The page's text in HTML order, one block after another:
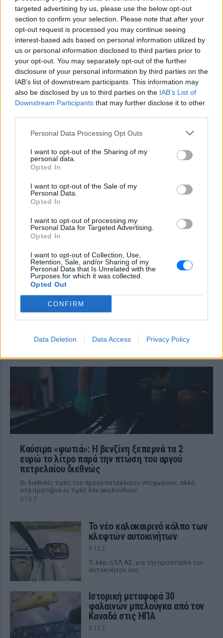
targeted advertising by us, please use the below opt-out
section to confirm your selection. Please note that after your
opt-out request is processed you may continue seeing
interest-based ads based on personal information utilized by
us or personal information disclosed to third parties prior to
your opt-out. You may separately opt-out of the further
disclosure of your personal information by third parties on the
IAB’s list of downstream participants. This information may
also be disclosed by us to third parties on the IAB’s List of
Downstream Participants that may further disclose it to other
Personal Data Processing Opt Outs
I want to opt-out of the Sharing of my
personal data.
Opted In
I want to opt-out of the Sale of my
Personal Data.
Opted In
I want to opt-out of processing my
Personal Data for Targeted Advertising.
Opted In
I want to opt-out of Collection, Use,
Retention, Sale, and/or Sharing of my
Personal Data that Is Unrelated with the
Purposes for which it was collected.
Opted Out
CONFIRM
Data Deletion Data Access Privacy Policy
ΔΕΙΤΕ ΕΠΙΣΗΣ
ΣΤΗΝ ΙΔΙΑ ΚΑΤΗΓΟΡΙΑ
Ουκρανία: Βίντεο σοκ με
19χρονο να οδηγείται με τη βία
για επιστράτευση ‑ Τι είναι το
«busification»
ΧΤΕΣ
επαναφέρει τη συζήτηση για το λεγόμενο
Ουκρανία: Βίντεο σοκ με
για επιστράτευση ‑ Τι είναι το
«busification»
Βίντεο που φέρεται να δείχνει βίαιη
μεταφορά άνδρα για στρατιωτική
επιστράτευση στην Ουκρανία
Πάρο: 4χρονος έχασε τη ζωή
του σε πισίνα beach bar –
ανασύρει
σύμφωνα με πληροφορίες, κανείς δεν
βρισκόταν κοντά στο παιδί εκείνη την
Καύσιμα «φωτιά»: Η βενζίνη ξεπερνά τα 2
ευρώ το λίτρο παρά την πτώση του αργού
πετρελαίου διεθνώς
Οι διεθνείς τιμές του αργού πετρελαίου υποχωρούν, αλλά
στα πρατήρια οι τιμές δεν ακολουθούν
ΧΤΕΣ
Το νέο καλοκαιρινό κόλπο των
κλεφτών αυτοκινήτων
ΧΤΕΣ
Tι λέει η ΕΛ.ΑΣ. για την προστασία του
αυτοκινήτου σας
Ιστορική μεταφορά 30
φαλαινών μπελούγκα από τον
Καναδά στις ΗΠΑ
ΧΤΕΣ